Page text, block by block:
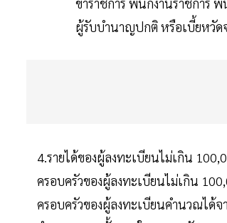
ข้าราชการ พนักงานราชการ
ผู้รับบำนาญปกติ หรือเบี้ยหวัด
4.รายได้ของผู้ลงทะเบียนไม่เกิน
ครอบครัวของผู้ลงทะเบียนไม่เกิน
ครอบครัวของผู้ลงทะเบียนคำนวณได้จ